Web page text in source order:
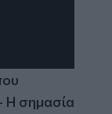
Η σημασία